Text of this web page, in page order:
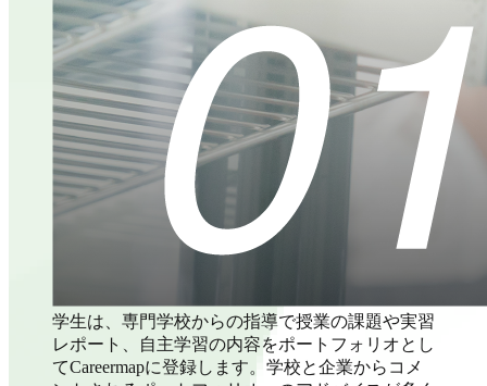
学生は、専門学校からの指導で授業の課題や実習
レポート、自主学習の内容をポートフォリオとし
てCareermapに登録します。学校と企業からコメ